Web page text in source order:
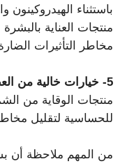
باستثناء
منتجات العناية
مخاطر التأثيرات
5- خيارات خالية من العطور ومضادة للحساسية:
منتجات الوقاية من
للحساسية لتقليل
من المهم ملاحظة أن